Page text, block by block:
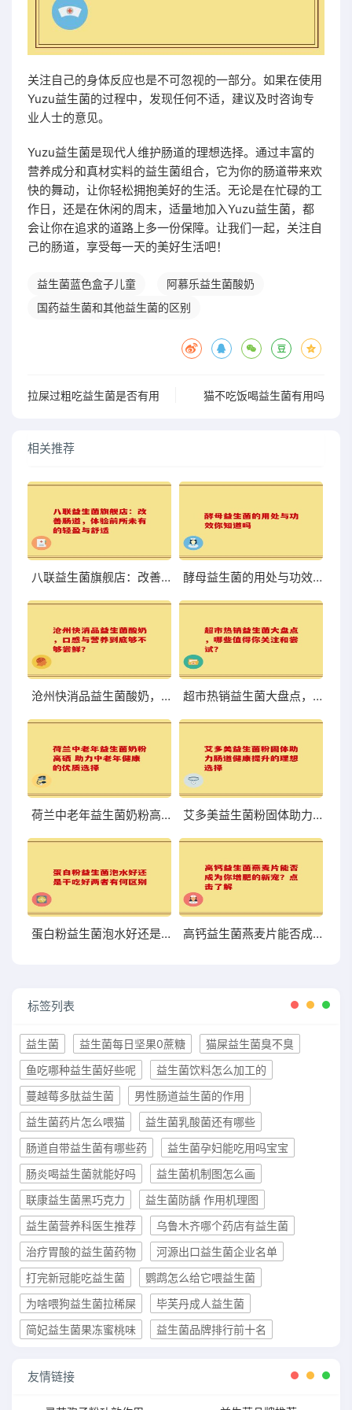
关注自己的身体反应也是不可忽视的一部分。如果在使用
Yuzu益生菌的过程中，发现任何不适，建议及时咨询专
业人士的意见。
Yuzu益生菌是现代人维护肠道的理想选择。通过丰富的
营养成分和真材实料的益生菌组合，它为你的肠道带来欢
快的舞动，让你轻松拥抱美好的生活。无论是在忙碌的工
作日，还是在休闲的周末，适量地加入Yuzu益生菌，都
会让你在追求的道路上多一份保障。让我们一起，关注自
己的肠道，享受每一天的美好生活吧！
益生菌蓝色盒子儿童
阿慕乐益生菌酸奶
国药益生菌和其他益生菌的区别
拉屎过粗吃益生菌是否有用 猫不吃饭喝益生菌有用吗
相关推荐
八联益生菌旗舰店：改善肠道，体验前所未有的轻盈与舒适 酵母益生菌的用处与功效你知道吗
沧州快消品益生菌酸奶，口感与营养到底够不够尝鲜？ 超市热销益生菌大盘点，哪些值得你关注和尝试？
荷兰中老年益生菌奶粉高硒 助力中老年健康的优质选择 艾多美益生菌粉固体助力肠道健康提升的理想选择
蛋白粉益生菌泡水好还是干吃好两者有何区别 高钙益生菌燕麦片能否成为你增肥的新宠？点击了解
标签列表
益生菌 益生菌每日坚果0蔗糖
猫屎益生菌臭不臭
鱼吃哪种益生菌好些呢
益生菌饮料怎么加工的
蔓越莓多肽益生菌
男性肠道益生菌的作用
益生菌药片怎么喂猫
益生菌乳酸菌还有哪些
肠道自带益生菌有哪些药
益生菌孕妇能吃用吗宝宝
肠炎喝益生菌就能好吗
益生菌机制图怎么画
联康益生菌黑巧克力
益生菌防龋 作用机理图
益生菌营养科医生推荐
乌鲁木齐哪个药店有益生菌
治疗胃酸的益生菌药物
河源出口益生菌企业名单
打完新冠能吃益生菌
鹦鹉怎么给它喂益生菌
为啥喂狗益生菌拉稀屎
毕芙丹成人益生菌
简妃益生菌果冻蜜桃味
益生菌品牌排行前十名
友情链接